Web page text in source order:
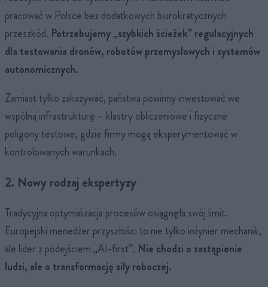
pracować w Polsce bez dodatkowych biurokratycznych
przeszkód. Potrzebujemy „szybkich ścieżek” regulacyjnych
dla testowania dronów, robotów przemysłowych i systemów
autonomicznych.
Zamiast tylko zakazywać, państwa powinny inwestować we
wspólną infrastrukturę – klastry obliczeniowe i fizyczne
poligony testowe, gdzie firmy mogą eksperymentować w
kontrolowanych warunkach.
2. Nowy rodzaj ekspertyzy
Tradycyjna optymalizacja procesów osiągnęła swój limit.
Europejski menedżer przyszłości to nie tylko inżynier mechanik,
ale lider z podejściem „AI-first”. Nie chodzi o zastąpienie
ludzi, ale o transformację siły roboczej.